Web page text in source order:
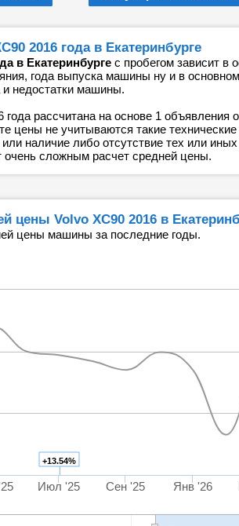
2016 года в Екатеринбурге
в Екатеринбурге с пробегом зависит в
года выпуска машины ну и в
и недостатки машины.
рассчитана на основе 1 объявления
цены не учитываются такие технические
наличие либо отсутствие тех или
очень сложным расчет средней цены.
цены Volvo XC90 2016 в
цены машины за последние годы.
+13.54%
Июл '25 Сен '25 Янв '26